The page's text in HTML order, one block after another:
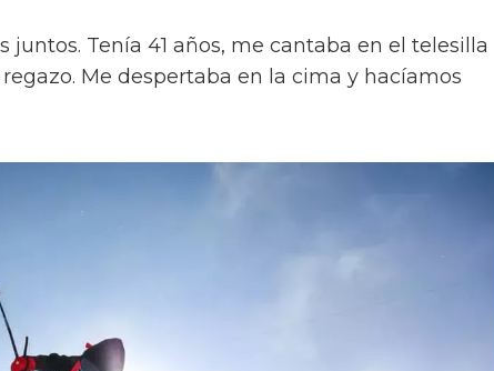
Tenía 41 años, me cantaba en el telesilla
Me despertaba en la cima y hacíamos